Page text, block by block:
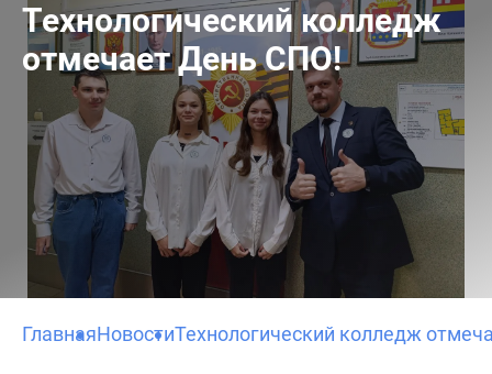
Технологический колледж
отмечает День СПО!
ГлавнаяНовостиТехнологический колледж